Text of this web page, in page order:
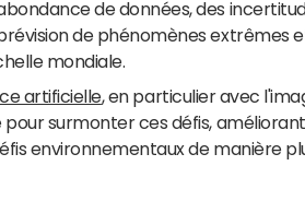
de données, des
de phénomènes extrêmes
mondiale.
artificielle, en particulier avec
surmonter ces défis,
environnementaux de manière